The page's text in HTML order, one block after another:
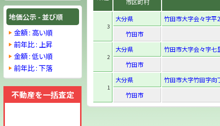
地価公示 - 並び順
金額 : 高い順
前年比 : 上昇
金額 : 低い順
前年比 : 下落
不動産を一括査定
市区町村
3
大分県
竹田市大字会々字平
竹田市
2
大分県
竹田市大字会々字七
竹田市
1
大分県
竹田市大字竹田字向
竹田市